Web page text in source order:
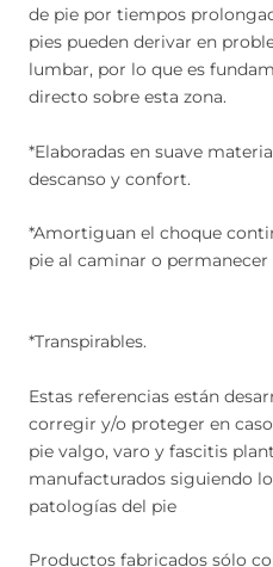
de pie por tiempos
pies pueden derivar en
lumbar, por lo que es
directo sobre esta zona.
*Elaboradas en suave
descanso y confort.
*Amortiguan el choque
pie al caminar o
*Transpirables.
Estas referencias están
corregir y/o proteger en
pie valgo, varo y fascitis
manufacturados siguiendo
patologías del pie
Productos fabricados sólo